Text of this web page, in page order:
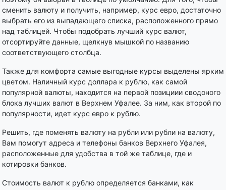
сменить валюту и получить, например, курс евро, достаточно
выбрать его из выпадающего списка, расположенного прямо
над таблицей. Чтобы подобрать лучший курс валют,
отсортируйте данные, щелкнув мышкой по названию
соответствующего столбца.
Также для комфорта самые выгодные курсы выделены ярким
цветом. Наличный курс доллара к рублю, как самой
популярной валюты, находится на первой позициии сводоного
блока лучших валют в Верхнем Уфалее. За ним, как второй по
популярности, идет курс евро к рублю.
Решить, где поменять валюту на рубли или рубли на валюту,
Вам помогут адреса и телефоны банков Верхнего Уфалея,
расположенные для удобства в той же таблице, где и
котировки банков.
Стоимость валют к рублю определяется банками, как